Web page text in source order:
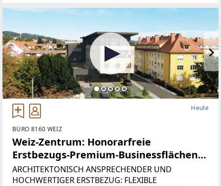
Heute
BÜRO 8160 WEIZ
Weiz-Zentrum: Honorarfreie
Erstbezugs-Premium-Businessflächen
im STADTHAUS WEIZ - der ideale
Standort für Büros, Praxen und
ARCHITEKTONISCH ANSPRECHENDER UND
HOCHWERTIGER ERSTBEZUG: FLEXIBLE